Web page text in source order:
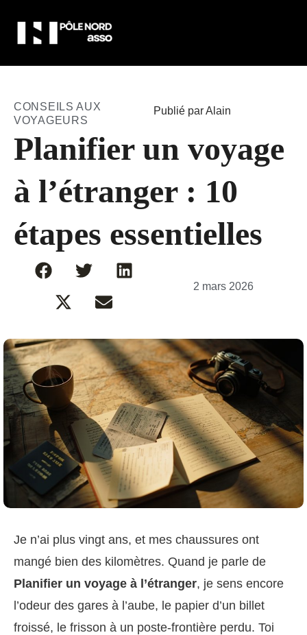
CONSEILS AUX
VOYAGEURS
Publié par Alain
Planifier un voyage
à l’étranger : 10
étapes essentielles
2 mars 2026
Je n’ai plus vingt ans, et mes chaussures ont
mangé bien des kilomètres. Quand je parle de
Planifier un voyage à l’étranger, je sens encore
l’odeur des gares à l’aube, le papier d’un billet
froissé, le frisson à un poste-frontière perdu. Toi